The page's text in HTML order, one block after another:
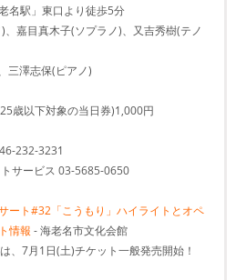
」東口より徒歩5分
嘉目真木子(ソプラノ)、又吉秀樹(テノ
澤志保(ピアノ)
以下対象の当日券)1,000円
232-3231
ービス 03-5685-0650
ート#32「こうもり」ハイライトとオペ
情報 - 海老名市文化会館
、7月1日(土)チケット一般発売開始！